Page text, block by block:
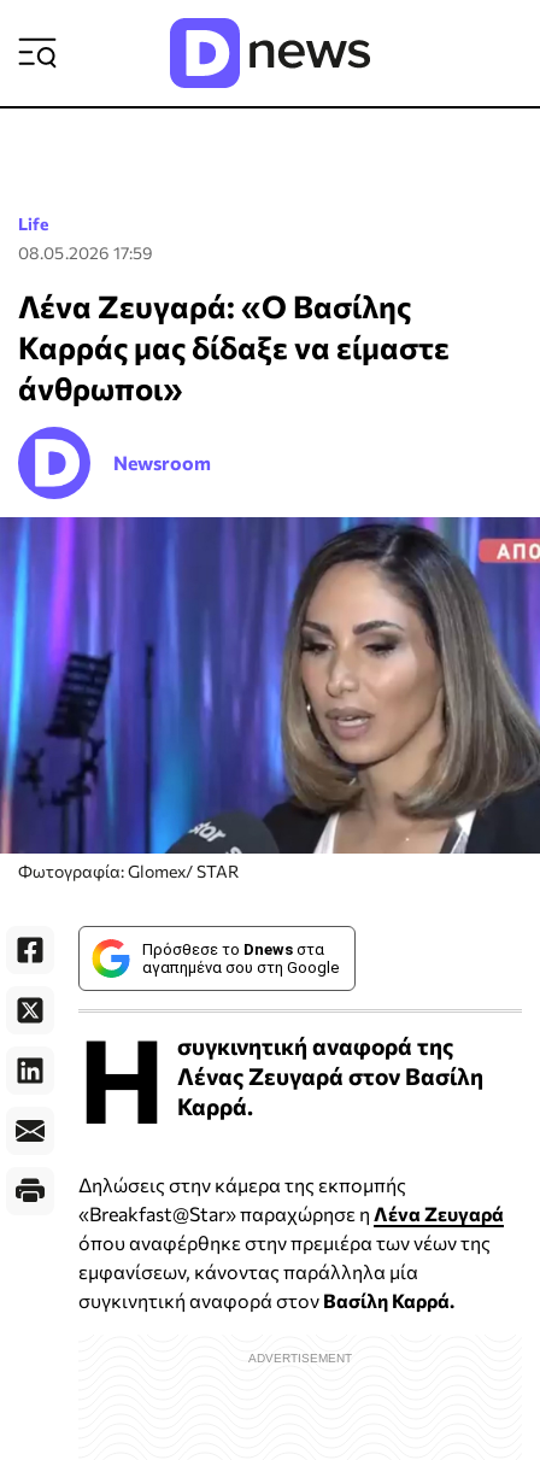
Life
08.05.2026 17:59
Λένα Ζευγαρά: «Ο Βασίλης
Καρράς μας δίδαξε να είμαστε
άνθρωποι»
Newsroom
Φωτογραφία: Glomex/ STAR
Πρόσθεσε το Dnews στα
αγαπημένα σου στη Google
Η
συγκινητική αναφορά της
Λένας Ζευγαρά στον Βασίλη
Καρρά.
Δηλώσεις στην κάμερα της εκπομπής
«Breakfast@Star» παραχώρησε η Λένα Ζευγαρά
όπου αναφέρθηκε στην πρεμιέρα των νέων της
εμφανίσεων, κάνοντας παράλληλα μία
συγκινητική αναφορά στον Βασίλη Καρρά.